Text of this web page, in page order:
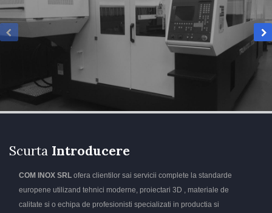
Scurta Introducere
COM INOX SRL ofera clientilor sai servicii complete la standarde
europene utilizand tehnici moderne, proiectari 3D , materiale de
calitate si o echipa de profesionisti specializati in productia si